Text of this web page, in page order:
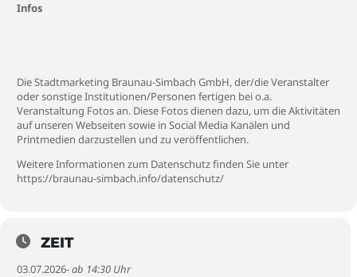
Infos
Die Stadtmarketing Braunau-Simbach GmbH, der/die Veranstalter
oder sonstige Institutionen/Personen fertigen bei o.a.
Veranstaltung Fotos an. Diese Fotos dienen dazu, um die Aktivitäten
auf unseren Webseiten sowie in Social Media Kanälen und
Printmedien darzustellen und zu veröffentlichen.
Weitere Informationen zum Datenschutz finden Sie unter
https://braunau-simbach.info/datenschutz/
ZEIT
03.07.2026- ab 14:30 Uhr